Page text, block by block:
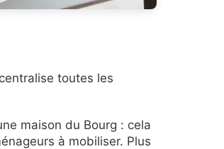
toutes les
maison du Bourg : cela
à mobiliser. Plus